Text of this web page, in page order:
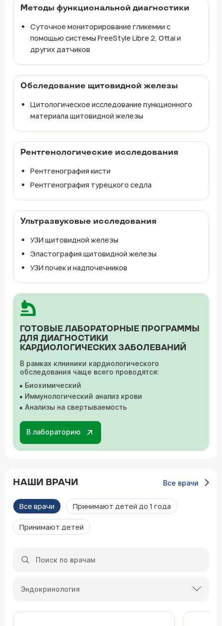
Методы функциональной диагностики
Суточное мониторирование гликемии с
помощью системы FreeStyle Libre 2, Ottai и
других датчиков
Обследование щитовидной железы
Цитологическое исследование пункционного
материала щитовидной железы
Рентгенологические исследования
Рентгенография кисти
Рентгенография турецкого седла
Ультразвуковые исследования
УЗИ щитовидной железы
Эластография щитовидной железы
УЗИ почек и надпочечников
ГОТОВЫЕ ЛАБОРАТОРНЫЕ ПРОГРАММЫ
ДЛЯ ДИАГНОСТИКИ
КАРДИОЛОГИЧЕСКИХ ЗАБОЛЕВАНИЙ
В рамках клниники кардиологического
обследования чаще всего проводятся:
Биохимический
Иммунологический анализ крови
Анализы на свертываемость
В лабораторию
НАШИ ВРАЧИ Все врачи
Все врачи Принимают детей до 1 года
Принимают детей
Эндокринология